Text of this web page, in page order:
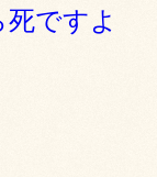
ですよ